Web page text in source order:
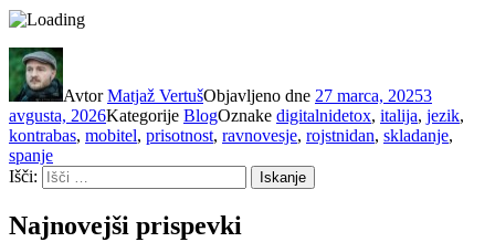
AvtorMatjaž VertušObjavljeno dne 27 marca, 20253
avgusta, 2026Kategorije BlogOznake digitalnidetox, italija, jezik,
kontrabas, mobitel, prisotnost, ravnovesje, rojstnidan, skladanje,
spanje
Išči:
Iskanje
Najnovejši prispevki